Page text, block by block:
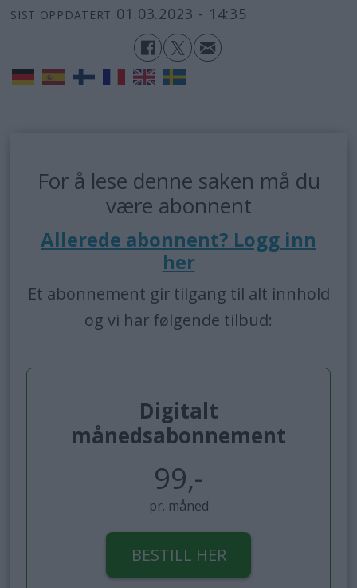
SIST OPPDATERT 01.03.2023 - 14:35
For å lese denne saken må du
være abonnent
Allerede abonnent? Logg inn
her
Et abonnement gir tilgang til alt innhold
og vi har følgende tilbud:
Digitalt
månedsabonnement
99,-
pr. måned
BESTILL HER